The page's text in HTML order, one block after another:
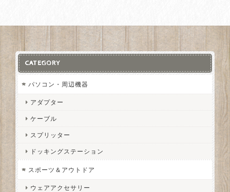
CATEGORY
パソコン・周辺機器
アダプター
ケーブル
スプリッター
ドッキングステーション
スポーツ＆アウトドア
ウェアアクセサリー